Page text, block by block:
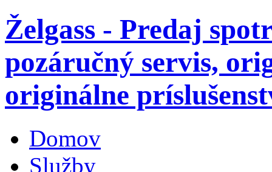
Želgass - Predaj
pozáručný servis,
originálne
Domov
Služby